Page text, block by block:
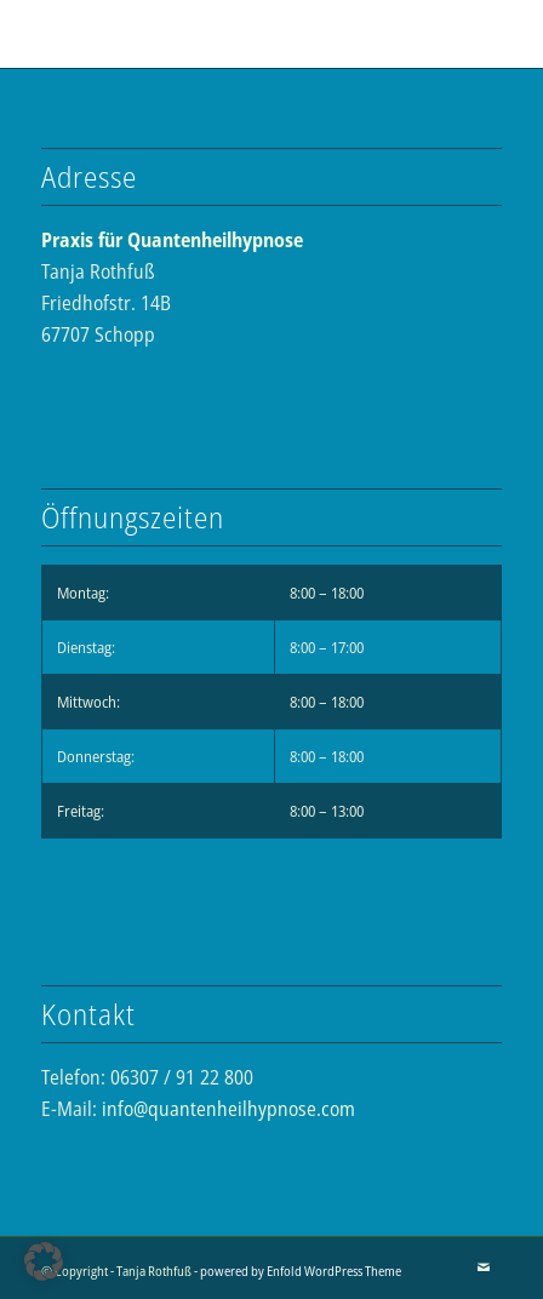
Adresse
Praxis für Quantenheilhypnose
Tanja Rothfuß
Friedhofstr. 14B
67707 Schopp
Öffnungszeiten
Montag: 8:00 – 18:00
Dienstag: 8:00 – 17:00
Mittwoch: 8:00 – 18:00
Donnerstag: 8:00 – 18:00
Freitag: 8:00 – 13:00
Kontakt
Telefon: 06307 / 91 22 800
E-Mail: info@quantenheilhypnose.com
© Copyright - Tanja Rothfuß -powered by Enfold WordPress Theme